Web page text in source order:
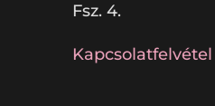
Fsz. 4.
Kapcsolatfelvétel